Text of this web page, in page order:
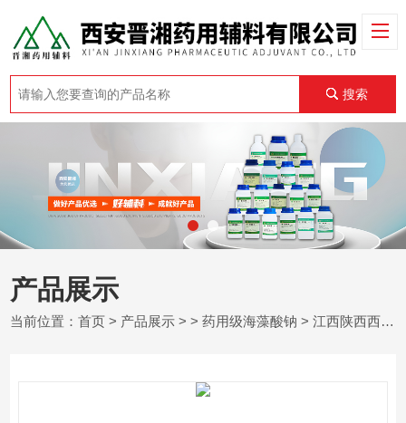
搜索
产品展示
当前位置：首页 > 产品展示 > >药用级海藻酸钠 > 江西陕西西安药用级海藻酸钠 助悬剂 1kg发货